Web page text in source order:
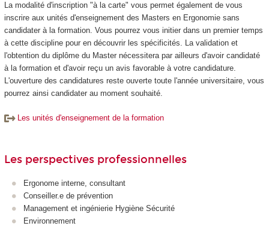
La modalité d'inscription "à la carte" vous permet également de vous
inscrire aux unités d'enseignement des Masters en Ergonomie sans
candidater à la formation. Vous pourrez vous initier dans un premier temps
à cette discipline pour en découvrir les spécificités. La validation et
l'obtention du diplôme du Master nécessitera par ailleurs d'avoir candidaté
à la formation et d'avoir reçu un avis favorable à votre candidature.
L'ouverture des candidatures reste ouverte toute l'année universitaire, vous
pourrez ainsi candidater au moment souhaité.
Les unités d'enseignement de la formation
Les perspectives professionnelles
Ergonome interne, consultant
Conseiller.e de prévention
Management et ingénierie Hygiène Sécurité
Environnement